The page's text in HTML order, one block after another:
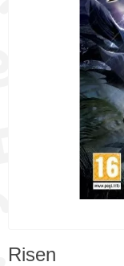
Risen